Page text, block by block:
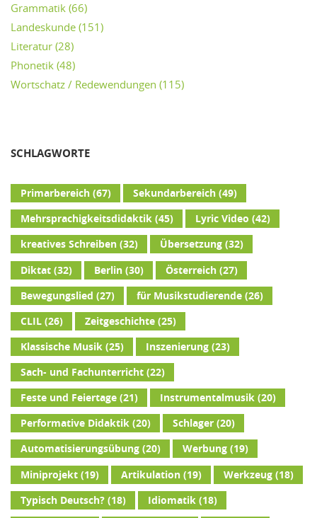
Grammatik (66)
Landeskunde (151)
Literatur (28)
Phonetik (48)
Wortschatz / Redewendungen (115)
SCHLAGWORTE
Primarbereich(67) Sekundarbereich(49)
Mehrsprachigkeitsdidaktik(45) Lyric Video (42)
kreatives Schreiben(32) Übersetzung(32)
Diktat(32) Berlin(30) Österreich(27)
Bewegungslied (27) für Musikstudierende(26)
CLIL(26) Zeitgeschichte(25)
Klassische Musik(25) Inszenierung(23)
Sach- und Fachunterricht(22)
Feste und Feiertage(21) Instrumentalmusik(20)
Performative Didaktik(20) Schlager(20)
Automatisierungsübung(20) Werbung(19)
Miniprojekt(19) Artikulation(19) Werkzeug(18)
Typisch Deutsch?(18) Idiomatik(18)